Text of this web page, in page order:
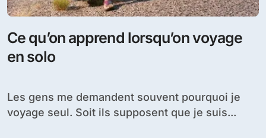
Ce qu’on apprend lorsqu’on voyage
en solo
Les gens me demandent souvent pourquoi je
voyage seul. Soit ils supposent que je suis...